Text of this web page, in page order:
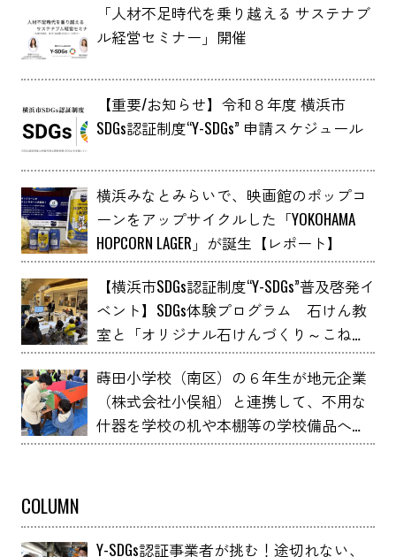
「人材不足時代を乗り越える サステナブ
ル経営セミナー」開催
【重要/お知らせ】令和８年度 横浜市
SDGs認証制度“Y-SDGs” 申請スケジュール
横浜みなとみらいで、映画館のポップコ
ーンをアップサイクルした「YOKOHAMA
HOPCORN LAGER」が誕生【レポート】
【横浜市SDGs認証制度“Y-SDGs”普及啓発イ
ベント】SDGs体験プログラム 石けん教
室と「オリジナル石けんづくり～こねこ
ね石けん～」 YOXO FESTIVALに出展
蒔田小学校（南区）の６年生が地元企業
（株式会社小俣組）と連携して、不用な
什器を学校の机や本棚等の学校備品へア
ップサイクルしました！
COLUMN
Y-SDGs認証事業者が挑む！途切れない、